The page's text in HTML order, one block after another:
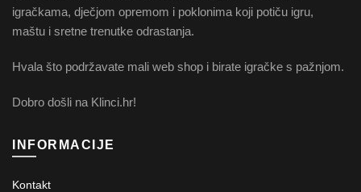
igračkama, dječjom opremom i poklonima koji potiču igru,
maštu i sretne trenutke odrastanja.
Hvala što podržavate mali web shop i birate igračke s pažnjom.
Dobro došli na Klinci.hr!
INFORMACIJE
Kontakt